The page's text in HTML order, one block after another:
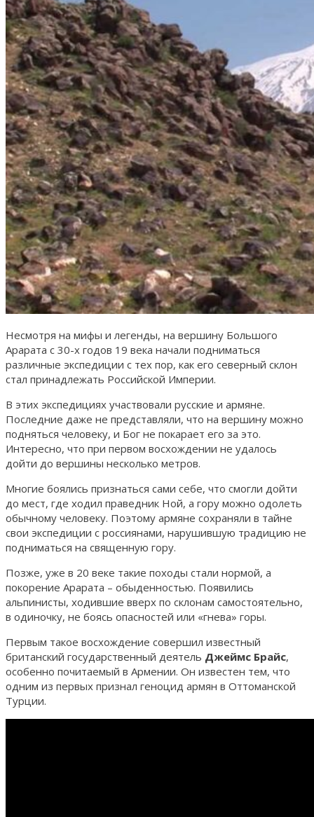
Несмотря на мифы и легенды, на вершину Большого
Арарата с 30-х годов 19 века начали подниматься
различные экспедиции с тех пор, как его северный склон
стал принадлежать Российской Империи.
В этих экспедициях участвовали русские и армяне.
Последние даже не представляли, что на вершину можно
подняться человеку, и Бог не покарает его за это.
Интересно, что при первом восхождении не удалось
дойти до вершины несколько метров.
Многие боялись признаться сами себе, что смогли дойти
до мест, где ходил праведник Ной, а гору можно одолеть
обычному человеку. Поэтому армяне сохраняли в тайне
свои экспедиции с россиянами, нарушившую традицию не
подниматься на священную гору.
Позже, уже в 20 веке такие походы стали нормой, а
покорение Арарата – обыденностью. Появились
альпинисты, ходившие вверх по склонам самостоятельно,
в одиночку, не боясь опасностей или «гнева» горы.
Первым такое восхождение совершил известный
британский государственный деятель Джеймс Брайс,
особенно почитаемый в Армении. Он известен тем, что
одним из первых признал геноцид армян в Оттоманской
Турции.